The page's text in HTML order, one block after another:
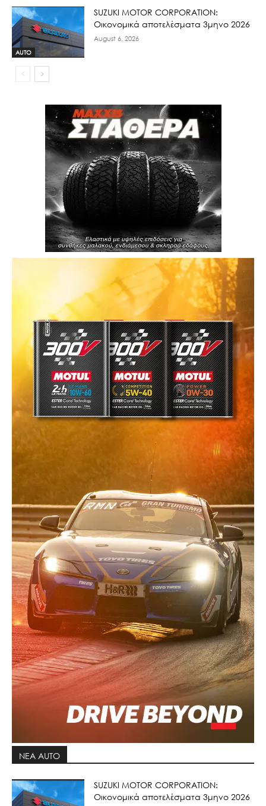
AUTO
SUZUKI MOTOR CORPORATION:
Οικονομικά αποτελέσματα 3μηνο 2026
August 6, 2026
ΝΕΑ AUTO
SUZUKI MOTOR CORPORATION:
Οικονομικά αποτελέσματα 3μηνο 2026